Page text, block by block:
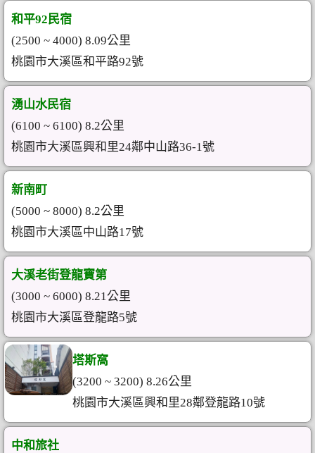
和平92民宿
(2500 ~ 4000) 8.09公里
桃園市大溪區和平路92號
湧山水民宿
(6100 ~ 6100) 8.2公里
桃園市大溪區興和里24鄰中山路36-1號
新南町
(5000 ~ 8000) 8.2公里
桃園市大溪區中山路17號
大溪老街登龍寶第
(3000 ~ 6000) 8.21公里
桃園市大溪區登龍路5號
塔斯窩
(3200 ~ 3200) 8.26公里
桃園市大溪區興和里28鄰登龍路10號
中和旅社